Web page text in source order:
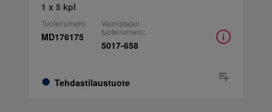
1 x 5 kpl
Tuotenumero:
MD176175
Tehdastilaustuote
Valmistajan
tuotenumero:
5017-658